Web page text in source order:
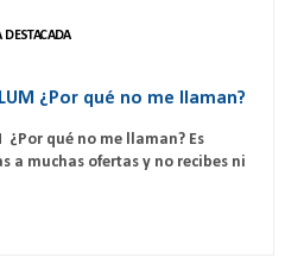
DESTACADA
¿Por qué no me llaman?
¿Por qué no me llaman? Es
a muchas ofertas y no recibes ni